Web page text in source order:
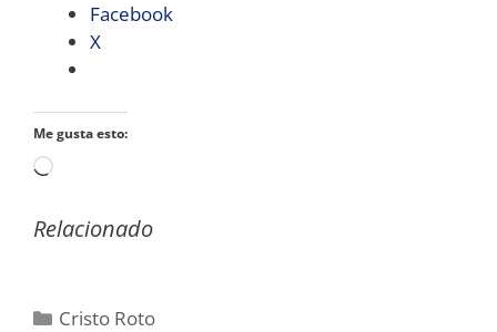
Facebook
X
Me gusta esto:
Cargando...
Relacionado
Categorías
Cristo Roto